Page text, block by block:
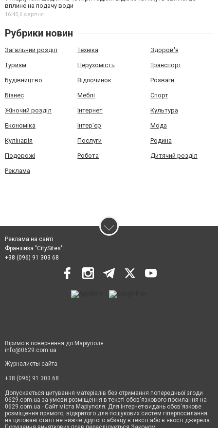
вплине на подачу води
16:45,6 серпня
Рубрики новин
Загальний розділ Техніка Здоров'я
Туризм Нерухомість Транспорт
Будівництво Відпочинок Розваги
Бізнес Меблі Спорт
Жіночий розділ Інтернет Культура
Економіка Інтер'єр Мода
Кулінарія Послуги Родина
Подорожі Робота Дитячий розділ
Реклама
Реклама на сайті
Франшиза "CitySites"
+38 (096) 91 303 68
Віримо в повернення до Маріуполя
info@0629.com.ua
Журналисты сайта
+38 (096) 91 303 68
Допускається цитування матеріалів без отримання попередньої згоди
0629.com.ua за умови розміщення в тексті обов'язкового посилання на
0629.com.ua - Сайт міста Маріуполя. Для інтернет-видань обов'язкове
розміщення прямого, відкритого для пошукових систем гіперпосилання
на цитовані статті не нижче другого абзацу в тексті або в якості джерела.